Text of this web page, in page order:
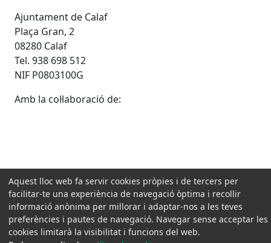
Ajuntament de Calaf
Plaça Gran, 2
08280 Calaf
Tel. 938 698 512
NIF P0803100G
Amb la col·laboració de:
Aquest lloc web fa servir cookies pròpies i de tercers per
facilitar-te una experiència de navegació òptima i recollir
informació anònima per millorar i adaptar-nos a les teves
preferències i pautes de navegació. Navegar sense acceptar les
cookies limitarà la visibilitat i funcions del web.